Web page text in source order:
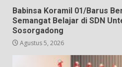
Babinsa Koramil 01/Barus
Semangat Belajar di SDN
Sosorgadong
Agustus 5, 2026